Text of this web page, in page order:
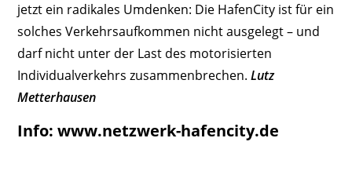
jetzt ein radikales Umdenken: Die HafenCity ist für ein
solches Verkehrsaufkommen nicht ausgelegt – und
darf nicht unter der Last des motorisierten
Individualverkehrs zusammenbrechen.Lutz
Metterhausen
Info: www.netzwerk-hafencity.de